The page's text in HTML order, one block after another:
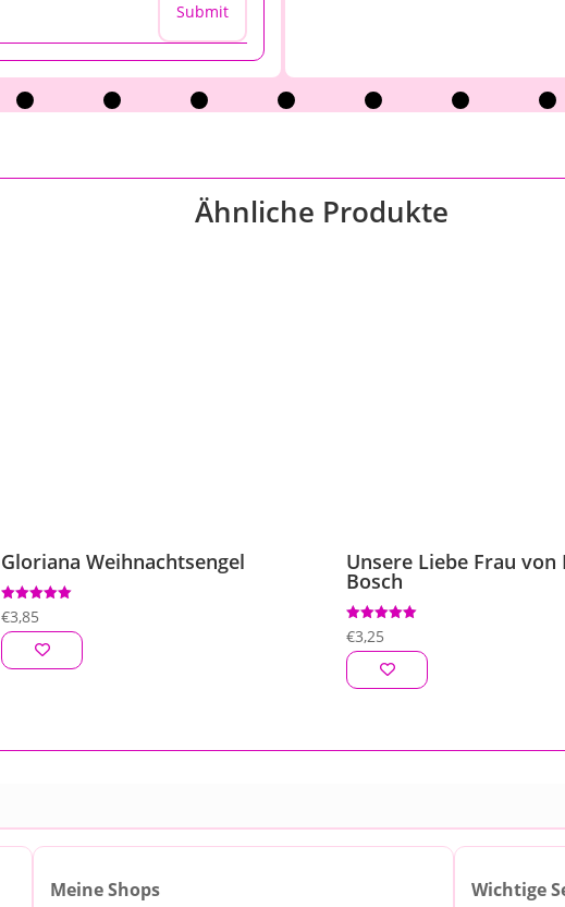
Submit
Ähnliche Produkte
Gloriana Weihnachtsengel
Bewertet mit
5.00
von 5
€3,85
Unsere Liebe Frau von
Bosch
Bewertet mit
5.00
von 5
€3,25
Meine Shops Wichtige